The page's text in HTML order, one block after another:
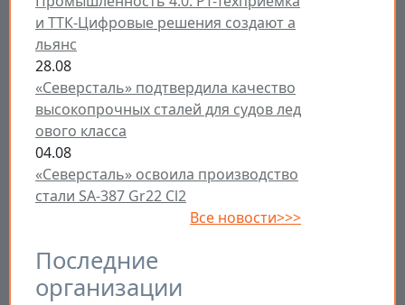
и ТТК-Цифровые решения создают а
льянс
28.08
«Северсталь» подтвердила качество
высокопрочных сталей для судов лед
ового класса
04.08
«Северсталь» освоила производство
стали SA-387 Gr22 Cl2
Все новости>>>
Последние
организации